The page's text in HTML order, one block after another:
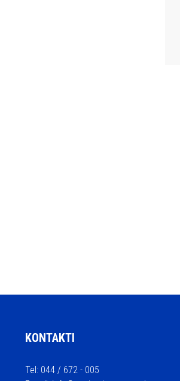
KONTAKTI
Tel: 044 / 672 - 005